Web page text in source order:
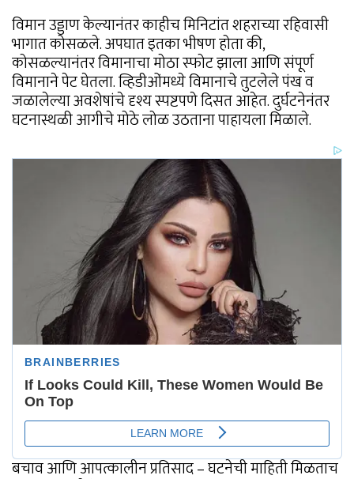
विमान उड्डाण केल्यानंतर काहीच मिनिटांत शहराच्या रहिवासी
भागात कोसळले. अपघात इतका भीषण होता की,
कोसळल्यानंतर विमानाचा मोठा स्फोट झाला आणि संपूर्ण
विमानाने पेट घेतला. व्हिडीओंमध्ये विमानाचे तुटलेले पंख व
जळालेल्या अवशेषांचे दृश्य स्पष्टपणे दिसत आहेत. दुर्घटनेनंतर
घटनास्थळी आगीचे मोठे लोळ उठताना पाहायला मिळाले.
बचाव आणि आपत्कालीन प्रतिसाद – घटनेची माहिती मिळताच